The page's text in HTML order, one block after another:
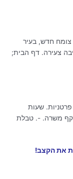
תשנ”ט (1998), כבי”ס צומח חדש, בעיר
צעירה. דף הבית;
שעות
משרה. -. טבלת
את הקצב!